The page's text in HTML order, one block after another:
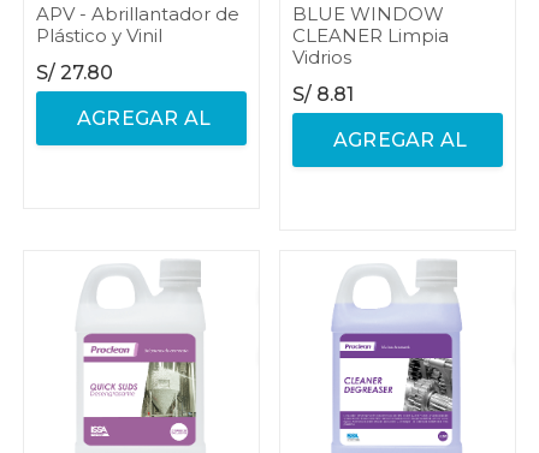
APV - Abrillantador de
Plástico y Vinil
S/ 27.80
AGREGAR AL
BLUE WINDOW
CLEANER Limpia
Vidrios
S/ 8.81
AGREGAR AL